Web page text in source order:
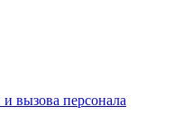
вызова персонала